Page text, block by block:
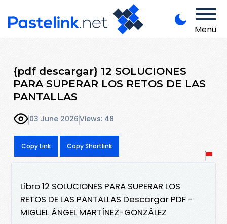
Menu
{pdf descargar} 12 SOLUCIONES
PARA SUPERAR LOS RETOS DE LAS
PANTALLAS
03 June 2026Views: 48
Copy Link Copy Shortlink
Libro 12 SOLUCIONES PARA SUPERAR LOS
RETOS DE LAS PANTALLAS Descargar PDF -
MIGUEL ÁNGEL MARTÍNEZ-GONZÁLEZ